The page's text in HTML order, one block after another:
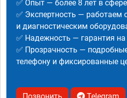
✅ Опыт — более 8 лет в
✅ Экспертность —
и диагностическим
✅ Надежность — гарантия
✅ Прозрачность —
телефону и фиксированные